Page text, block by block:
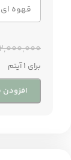
برای 1 آیتم
افزودن